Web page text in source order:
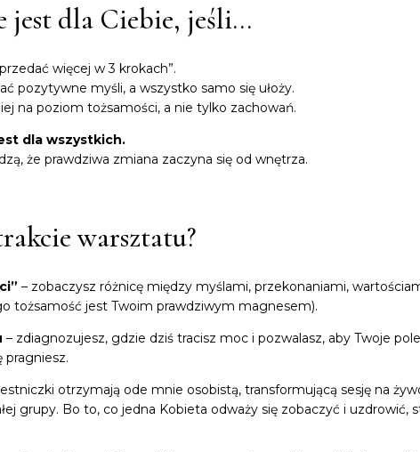
jest dla Ciebie, jeśli…
więcej w 3 krokach”.
pozytywne myśli, a wszystko samo się ułoży.
na poziom tożsamości, a nie tylko zachowań.
dla wszystkich.
że prawdziwa zmiana zaczyna się od wnętrza.
warsztatu?
– zobaczysz różnicę między myślami, przekonaniami,
tożsamość jest Twoim prawdziwym magnesem).
– zdiagnozujesz, gdzie dziś tracisz moc i pozwalasz, aby Twoje pole
pragniesz.
otrzymają ode mnie osobistą, transformującą sesję na
grupy. Bo to, co jedna Kobieta odważy się zobaczyć i uzdrowić,